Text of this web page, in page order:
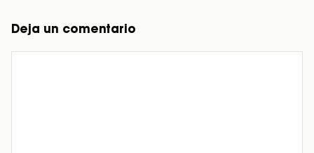
Deja un comentario